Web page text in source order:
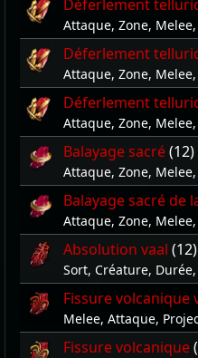
Déferlement
Attaque, Zone, Melee,
Déferlement
Attaque, Zone, Melee,
Déferlement
Attaque, Zone, Melee,
Balayage sacré(12)
Attaque, Zone,
Balayage sacré de
Attaque, Zone,
Absolution vaal (12)
Sort, Créature,
Fissure volcanique
Melee, Attaque,
Fissure volcanique